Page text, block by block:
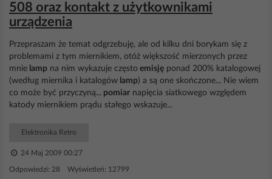
508 oraz kontakt z użytkownikami
urządzenia
Przepraszam że temat odgrzebuję, ale od kilku dni borykam się z
problemami z tym miernikiem, otóż większość mierzonych przez
mnie lamp na nim wykazuje często emisję ponad 200% katalogowej
(według miernika i katalogów lamp) a są one skończone... Nie wiem
co może być przyczyną... pomiar napięcia siatkowego względem
katody miernikiem prądu stałego wskazuje...
Elektronika Retro
24 Maj 2009 00:27
Odpowiedzi: 28 Wyświetleń: 12799